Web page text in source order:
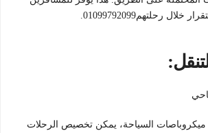
رحلتهم01099792099.
ميكروباصات السياحة، يمكن تخصيص الرحلات